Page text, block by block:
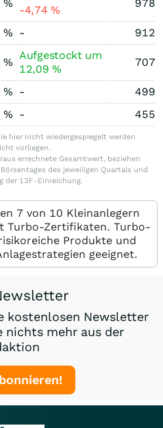
%
-4,74 %
% -
%
Aufgestockt um
12,09 %
% -
% -
hier nicht wiedergespiegelt werden
vorliegen.
errechnete Gesamtwert, beziehen
des jeweiligen Quartals und
der 13F-Einreichung.
7 von 10 Kleinanlegern
Turbo-Zertifikaten. Turbo-
Produkte und
geeignet.
kostenlosen Newsletter
nichts mehr aus der